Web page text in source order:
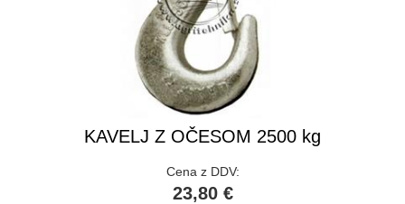
KAVELJ Z OČESOM 2500 kg
Cena z DDV:
23,80 €